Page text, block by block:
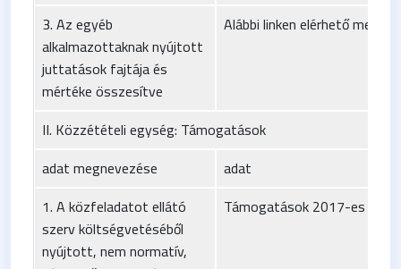
3. Az egyéb
alkalmazottaknak nyújtott
juttatások fajtája és
mértéke összesítve
Alábbi linken elérhető
II. Közzétételi egység: Támogatások
adat megnevezése
adat
1. A közfeladatot ellátó
szerv költségvetéséből
nyújtott, nem normatív,
Támogatások 2017-es még